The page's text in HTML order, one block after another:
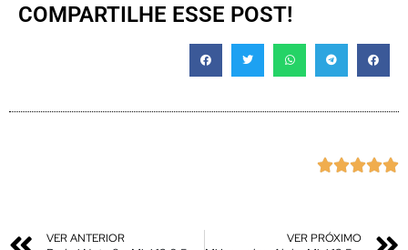
COMPARTILHE ESSE POST!

VER ANTERIOR VER PRÓXIMO